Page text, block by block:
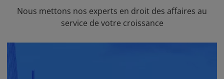
Nous mettons nos experts en droit des affaires au
service de votre croissance